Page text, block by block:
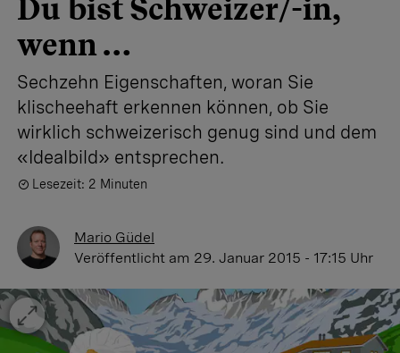
Du bist Schweizer/-in,
wenn …
Sechzehn Eigenschaften, woran Sie
klischeehaft erkennen können, ob Sie
wirklich schweizerisch genug sind und dem
«Idealbild» entsprechen.
Lesezeit: 2 Minuten
Mario Güdel
Veröffentlicht am 29. Januar 2015 - 17:15 Uhr